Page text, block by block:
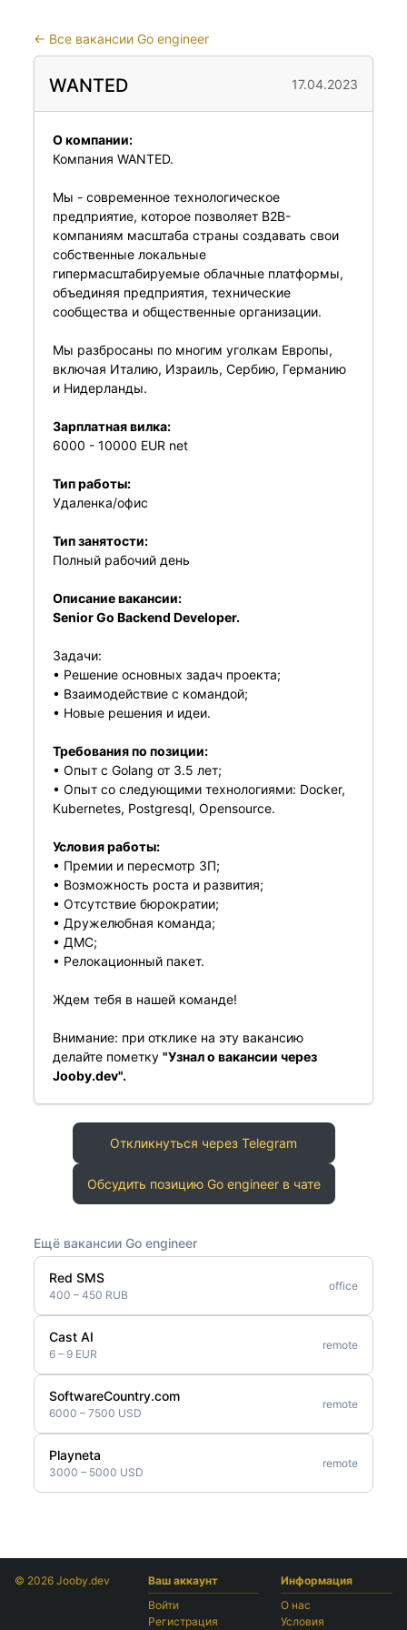
← Все вакансии Go engineer
WANTED 17.04.2023
О компании:
Компания WANTED.
Мы - современное технологическое
предприятие, которое позволяет B2B-
компаниям масштаба страны создавать свои
собственные локальные
гипермасштабируемые облачные платформы,
объединяя предприятия, технические
сообщества и общественные организации.
Мы разбросаны по многим уголкам Европы,
включая Италию, Израиль, Сербию, Германию
и Нидерланды.
Зарплатная вилка:
6000 - 10000 EUR net
Тип работы:
Удаленка/офис
Тип занятости:
Полный рабочий день
Описание вакансии:
Senior Go Backend Developer.
Задачи:
• Решение основных задач проекта;
• Взаимодействие с командой;
• Новые решения и идеи.
Требования по позиции:
• Опыт с Golang от 3.5 лет;
• Опыт со следующими технологиями: Docker,
Kubernetes, Postgresql, Opensource.
Условия работы:
• Премии и пересмотр ЗП;
• Возможность роста и развития;
• Отсутствие бюрократии;
• Дружелюбная команда;
• ДМС;
• Релокационный пакет.
Ждем тебя в нашей команде!
Внимание: при отклике на эту вакансию
делайте пометку "Узнал о вакансии через
Jooby.dev".
Откликнуться через Telegram
Обсудить позицию Go engineer в чате
Ещё вакансии Go engineer
Red SMS
400 – 450 RUB
office
Cast AI
6 – 9 EUR
remote
SoftwareCountry.com
6000 – 7500 USD
remote
Playneta
3000 – 5000 USD
remote
© 2026 Jooby.dev
Ваш аккаунт
Войти
Регистрация
Информация
О нас
Условия